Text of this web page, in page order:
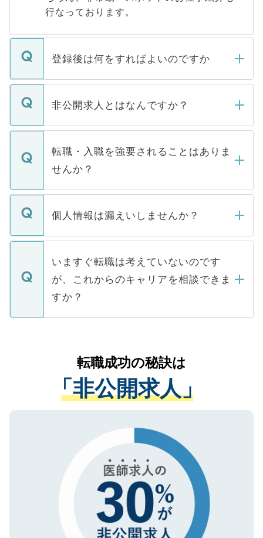
行なっております。
登録後は何をすればよいのですか
ご登録いただきましたら、弊社担当者がご
登録内容を確認し、その後メールもしくは
ます。通常、5営業日以内にはご連絡をせて
いただきますので、しばらくお待ちくださ
非公開求人とはなんですか？
マイナビDOCTORで取り扱っている求人の
うち約3割は、Webサイトからご覧いただ
けない「非公開求人」です。非公開求人は
下記の理由によって、一般には公開してい
ません。
■応募殺到を避けるため 人気のある医療機
関を公にしてしまうと、応募が殺到する場
に、医療機関が求める条件に合った人材の
みを人材紹介会社に依頼するケースが増え
ています。
転職・入職を強要されることはありま
せんか？
転職・入職を強要することは一切ありませ
ん。また、仮に応募先から内定をいただい
定を承諾する必要はありません。内定先へ
の辞退の連絡はキャリアパートナーが行い
個人情報は漏えいしませんか？
個人情報が漏えいすることはありませんの
で、ご安心ください。当サイトからの登録
などで収集したご登録者様の個人情報は、
ご本人のキャリアアップおよび転職活動の
支援を目的に使用いたします。お預かりし
ているすべての個人データはご本人の許可
は、個人情報の取り扱いについての厳密な
管理基準を満たした事業者のみに付与され
る、プライバシーマークを取得済みです。
で、機密保持に関してもご安心ください。
いますぐ転職は考えていないのです
が、これからのキャリアを相談できま
すか？
かがいして、現在の医療機関の状況や紹介
経験をまじえながら、適切なアドバイスを
させていただきます。すぐにご転職をされ
ない方には、長期的なサポートが可能です
ので、まずはご登録ください。
転職成功の秘訣は
「非公開求人」